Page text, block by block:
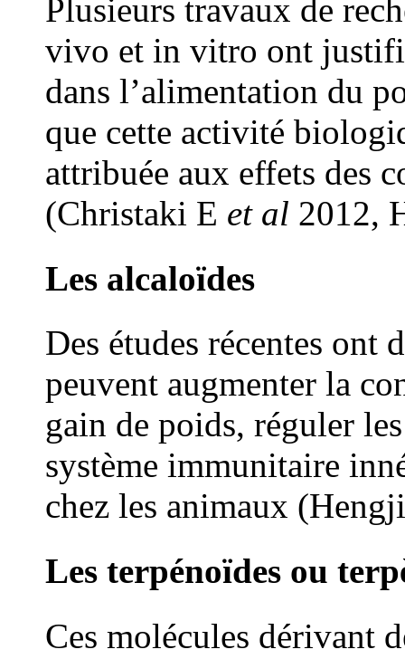
Plusieurs travaux de
vivo et in vitro ont
dans l’alimentation du
que cette activité
attribuée aux effets des
(Christaki E et al 2012,
Les alcaloïdes
Des études récentes ont
peuvent augmenter la
gain de poids, réguler
système immunitaire
chez les animaux
Les terpénoïdes ou
Ces molécules dérivant